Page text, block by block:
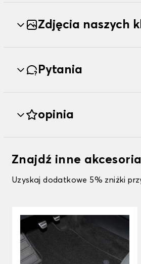
Zdjęcia naszych
Pytania
opinia
Znajdź inne akcesoria
Uzyskaj dodatkowe 5% zniżki